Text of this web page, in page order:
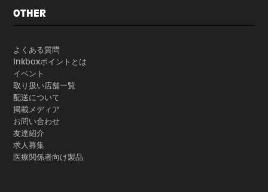
OTHER
よくある質問
Inkboxポイントとは
イベント
取り扱い店舗一覧
配送について
掲載メディア
お問い合わせ
友達紹介
求人募集
医療関係者向け製品